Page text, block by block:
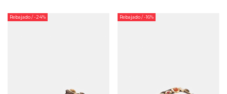
Rebajado/ -24% Rebajado/ -16%